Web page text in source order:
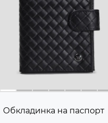
Обкладинка на паспорт